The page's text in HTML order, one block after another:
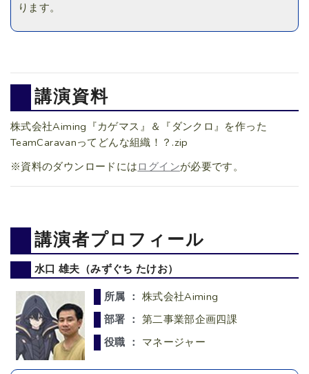
ります。
講演資料
株式会社Aiming『カゲマス』＆『ダンクロ』を作った
TeamCaravanってどんな組織！？.zip
※資料のダウンロードには ログインが必要です。
講演者プロフィール
水口 雄夫（みずぐち たけお）
所属 ： 株式会社Aiming
部署 ： 第二事業部企画四課
役職 ： マネージャー